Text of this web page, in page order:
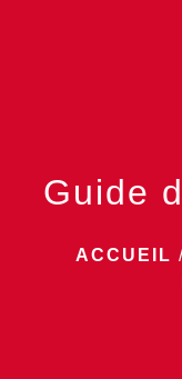
Guide
ACCUEIL